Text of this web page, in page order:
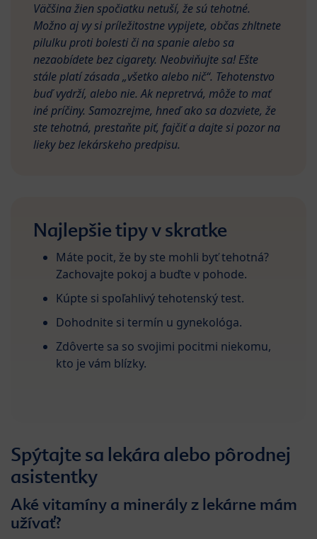
Väčšina žien spočiatku netuší, že sú tehotné.
Možno aj vy si príležitostne vypijete, občas zhltnete
pilulku proti bolesti či na spanie alebo sa
nezaobídete bez cigarety. Neobviňujte sa! Ešte
stále platí zásada „všetko alebo nič“. Tehotenstvo
buď vydrží, alebo nie. Ak nepretrvá, môže to mať
iné príčiny. Samozrejme, hneď ako sa dozviete, že
ste tehotná, prestaňte piť, fajčiť a dajte si pozor na
lieky bez lekárskeho predpisu.
Najlepšie tipy v skratke
Máte pocit, že by ste mohli byť tehotná?
Zachovajte pokoj a buďte v pohode.
Kúpte si spoľahlivý tehotenský test.
Dohodnite si termín u gynekológa.
Zdôverte sa so svojimi pocitmi niekomu,
kto je vám blízky.
Spýtajte sa lekára alebo pôrodnej
asistentky
Aké vitamíny a minerály z lekárne mám
užívať?